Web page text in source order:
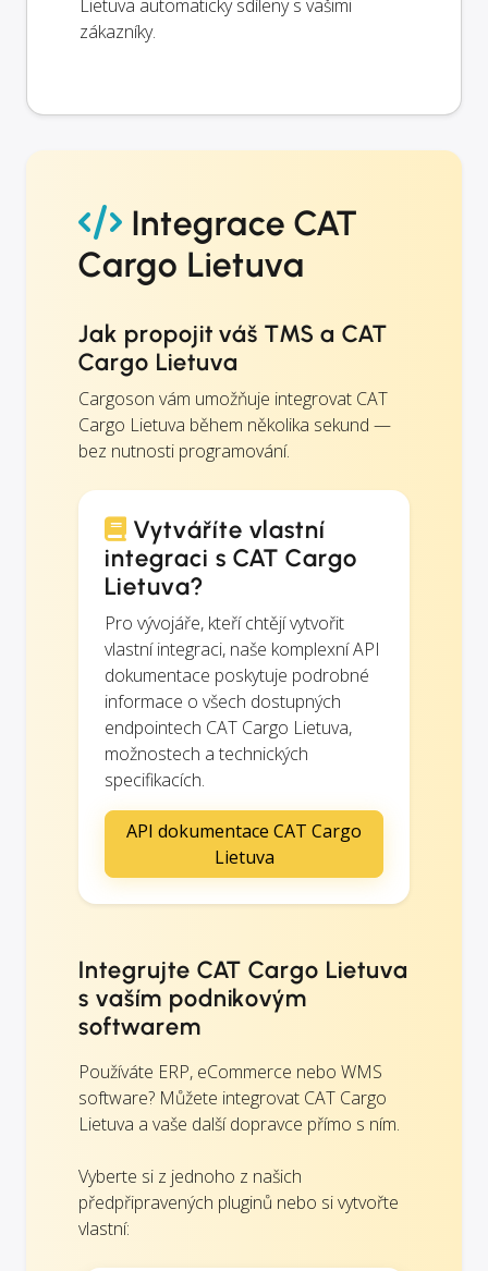
Lietuva automaticky sdíleny s vašimi
zákazníky.
Integrace CAT
Cargo Lietuva
Jak propojit váš TMS a CAT
Cargo Lietuva
Cargoson vám umožňuje integrovat CAT
Cargo Lietuva během několika sekund —
bez nutnosti programování.
Vytváříte vlastní
integraci s CAT Cargo
Lietuva?
Pro vývojáře, kteří chtějí vytvořit
vlastní integraci, naše komplexní API
dokumentace poskytuje podrobné
informace o všech dostupných
endpointech CAT Cargo Lietuva,
možnostech a technických
specifikacích.
API dokumentace CAT Cargo
Lietuva
Integrujte CAT Cargo Lietuva
s vaším podnikovým
softwarem
Používáte ERP, eCommerce nebo WMS
software? Můžete integrovat CAT Cargo
Lietuva a vaše další dopravce přímo s ním.
Vyberte si z jednoho z našich
předpřipravených pluginů nebo si vytvořte
vlastní: